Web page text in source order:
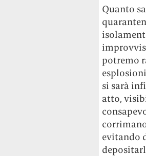
Quanto
potremo
si sarà
atto,
evitando